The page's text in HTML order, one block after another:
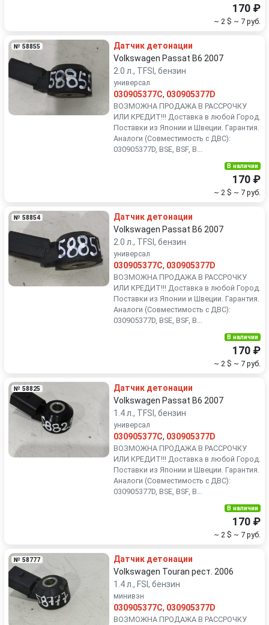
170 ₽
~ 2 $ ~ 7 руб.
№ 58855
Датчик детонации
Volkswagen Passat B6 2007
2.0 л., TFSI, бензин
универсал
030905377C, 030905377D
ВОЗМОЖНА ПРОДАЖА В РАССРОЧКУ
ИЛИ КРЕДИТ!!! Доставка в любой Город.
Поставки из Японии и Швеции. Гарантия.
Аналоги (Совместимость с ДВС):
030905377D, BSE, BSF, B...
В наличии
170 ₽
~ 2 $ ~ 7 руб.
№ 58854
Датчик детонации
Volkswagen Passat B6 2007
2.0 л., TFSI, бензин
универсал
030905377C, 030905377D
ВОЗМОЖНА ПРОДАЖА В РАССРОЧКУ
ИЛИ КРЕДИТ!!! Доставка в любой Город.
Поставки из Японии и Швеции. Гарантия.
Аналоги (Совместимость с ДВС):
030905377D, BSE, BSF, B...
В наличии
170 ₽
~ 2 $ ~ 7 руб.
№ 58825
Датчик детонации
Volkswagen Passat B6 2007
1.4 л., TFSI, бензин
универсал
030905377C, 030905377D
ВОЗМОЖНА ПРОДАЖА В РАССРОЧКУ
ИЛИ КРЕДИТ!!! Доставка в любой Город.
Поставки из Японии и Швеции. Гарантия.
Аналоги (Совместимость с ДВС):
030905377D, BSE, BSF, B...
В наличии
170 ₽
~ 2 $ ~ 7 руб.
№ 58777
Датчик детонации
Volkswagen Touran рест. 2006
1.4 л., FSI, бензин
минивэн
030905377C, 030905377D
ВОЗМОЖНА ПРОДАЖА В РАССРОЧКУ